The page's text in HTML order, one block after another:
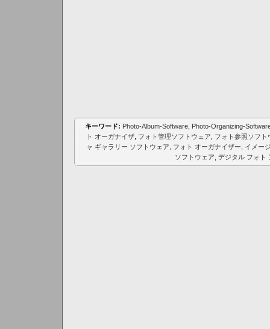
キーワード: Photo-Album-Software, Photo-Organizing-
ト オーガナイザ フォト管理ソフトウェア
フォト参照ソフト
ャ ギャラリー ソフトウェア
フォト オーガナイザー
イメー
ソフトウェア デジタル フォト